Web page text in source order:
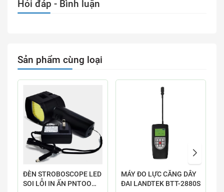
Hỏi đáp - Bình luận
Sản phẩm cùng loại
ĐÈN STROBOSCOPE LED
SOI LỖI IN ẤN PNTOO
MÁY ĐO LỰC CĂNG DÂY
ĐAI LANDTEK BTT-2880S